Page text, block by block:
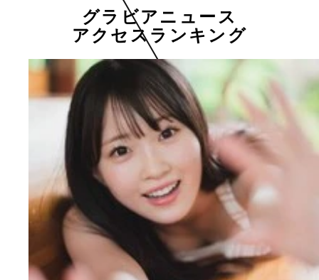
グラビアニュース
アクセスランキング